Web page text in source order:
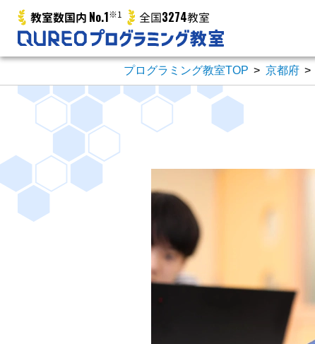
教室数国内 No.1※1 全国3274教室
プログラミング教室TOP > 京都府 >